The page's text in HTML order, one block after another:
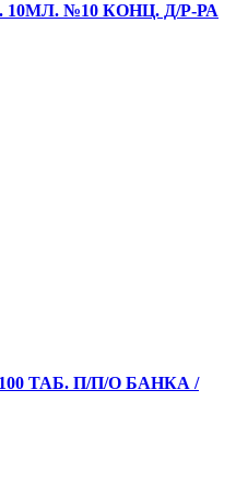
№10 КОНЦ. Д/Р-РА
ТАБ. П/П/О БАНКА /